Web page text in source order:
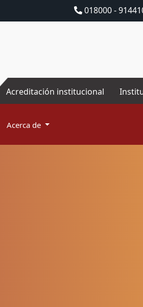
018000 -
Acreditación institucional
Acerca de